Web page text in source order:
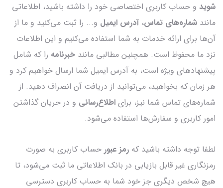
شوید و حساب کاربری اختصاصی خود را داشته باشید، اطلاعاتی
مانند شماره‌های تماس، آدرس ایمیل و... را ثبت می‌کنید و ما از
آن‌ها برای ارائه خدمات به شما استفاده می‌کنیم و این اطلاعات
نزد ما محفوظ است. همچنین مطالبی مانند خبرنامه را که شامل
پیشنهادهای ویژه است، به آدرس ایمیل شما ارسال خواهیم کرد و
هر زمان که بخواهید، می‌توانید از دریافت آن انصراف دهید. از
شماره‌های تماس شما نیز، برای اطلاع‌رسانی و در جریان گذاشتن
امور کاربری و سفارش‌ها استفاده می‌شود.
لطفا توجه داشته باشید که رمز عبور حساب کاربری به صورت
رمزنگاری غیر قابل بازیابی در بانک اطلاعاتی ما ثبت می‌شود، تا
هیچ شخص دیگری جز خود شما به حساب کاربری دسترسی